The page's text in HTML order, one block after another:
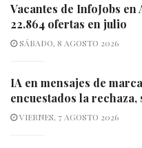
Vacantes de InfoJobs
22.864 ofertas en julio
SÁBADO, 8 AGOSTO 2026
IA en mensajes de
encuestados la rechaza,
VIERNES, 7 AGOSTO 2026